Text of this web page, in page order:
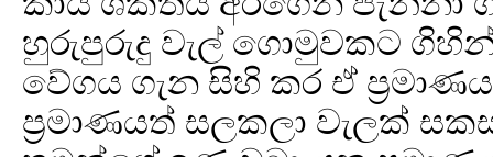
හුරුපුරුදු වැල් ගොමුවකට
වේගය ගැන සිහි කර ඒ
ප්‍රමාණයත් සලකලා වැලක්